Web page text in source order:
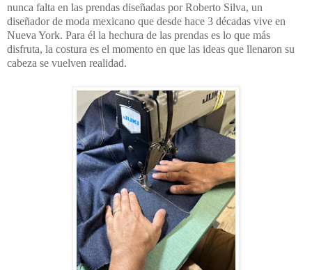
nunca falta en las prendas diseñadas por Roberto Silva, un
diseñador de moda mexicano que desde hace 3 décadas vive en
Nueva York. Para él la hechura de las prendas es lo que más
disfruta, la costura es el momento en que las ideas que llenaron su
cabeza se vuelven realidad.